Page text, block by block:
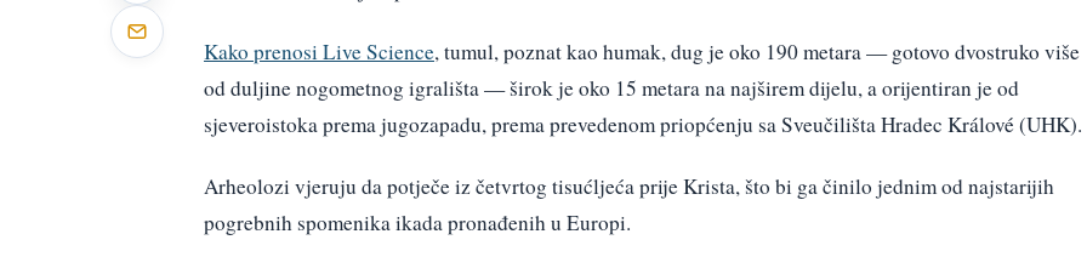
Kako prenosi Live Science, tumul, poznat kao humak, dug je oko 190 metara — gotovo dvostruko više
od duljine nogometnog igrališta — širok je oko 15 metara na najširem dijelu, a orijentiran je od
sjeveroistoka prema jugozapadu, prema prevedenom priopćenju sa Sveučilišta Hradec Králové (UHK).
Arheolozi vjeruju da potječe iz četvrtog tisućljeća prije Krista, što bi ga činilo jednim od najstarijih
pogrebnih spomenika ikada pronađenih u Europi.